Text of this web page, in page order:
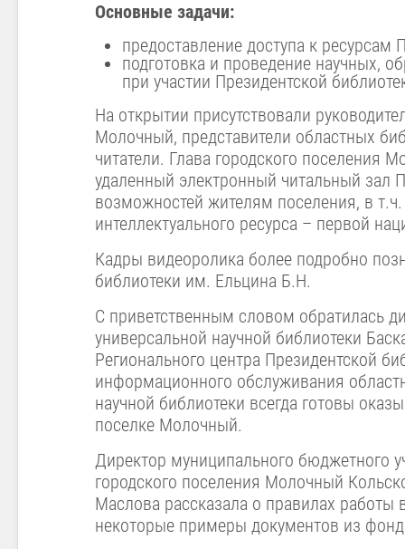
Основные задачи:
предоставление доступа к ресурсам
подготовка и проведение научных,
при участии Президентской
На открытии присутствовали
Молочный, представители областных
читатели. Глава городского поселения
удаленный электронный читальный зал
возможностей жителям поселения, в
интеллектуального ресурса – первой
Кадры видеоролика более подробно
библиотеки им. Ельцина Б.Н.
С приветственным словом обратилась
универсальной научной библиотеки
Регионального центра Президентской
информационного обслуживания
научной библиотеки всегда готовы
поселке Молочный.
Директор муниципального бюджетного
городского поселения Молочный
Маслова рассказала о правилах
некоторые примеры документов из